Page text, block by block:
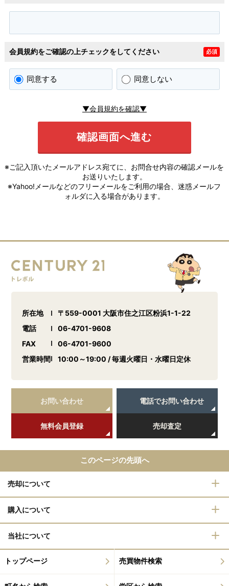
会員規約をご確認の上チェックをしてください 必須
同意する 同意しない
▼会員規約を確認▼
※ご記入頂いたメールアドレス宛てに、お問合せ内容の確認メールを
お送りいたします。
※Yahoo!メールなどのフリーメールをご利用の場合、迷惑メールフ
ォルダに入る場合があります。
所在地
〒559-0001 大阪市住之江区粉浜1-1-22
電話
06-4701-9608
FAX
06-4701-9600
営業時間
10:00～19:00 / 毎週火曜日・水曜日定休
お問い合わせ 電話でお問い合わせ
無料会員登録 売却査定
このページの先頭へ
売却について
購入について
当社について
トップページ 売買物件検索